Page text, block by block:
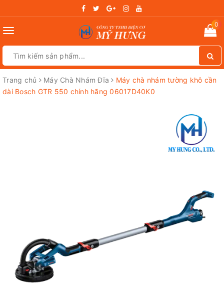
Toggle
0
Trang chủ Máy Chà Nhám Đĩa
Máy chà nhám tường khô cần
dài Bosch GTR 550 chính hãng 06017D40K0